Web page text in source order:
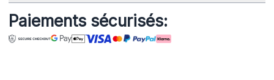
Paiements sécurisés: